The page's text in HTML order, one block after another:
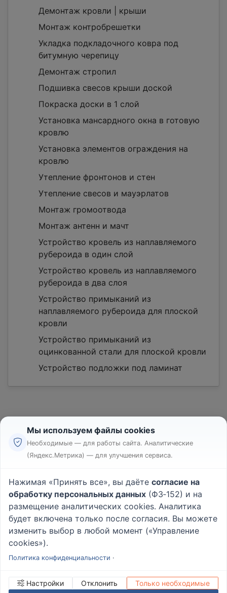
Демонтаж кровли | крыши
Монтаж контробрешетки
Укладка подкладочного ковра под
битумную черепицу
Демонтаж стропил
Подшивка свесов крыши доской
Покраска доски в 1 слой
Установка мансардного окна в готовую
кровлю
Установка элементов ограждения на
кровлю
Утепление фронтонов и стен
Утепление свесов и мауэрлатов
Монтаж громоотвода
Монтаж антенн и мачт
Устройство кровель из наплавляемого
рубероида в один слой
Устройство кровель из наплавляемого
рубероида в два слоя
Устройство примыканий из
наплавляемого рубероида для плоской
кровли
Устройство примыканий из
оцинкованной стали для плоской кровли
Устройство подложки под ламинат
Реклама
Пользовательское соглашение
Политика конфиденциальности
Вопрос - Ответ|О проекте
Мы используем файлы cookies
Необходимые — для работы сайта. Аналитические
(Яндекс.Метрика) — для улучшения сервиса.
Нажимая «Принять все», вы даёте согласие на
обработку персональных данных (ФЗ‑152) и на
размещение аналитических cookies. Аналитика
будет включена только после согласия. Вы можете
изменить выбор в любой момент («Управление
cookies»).
Политика конфиденциальности ·
Настройки Отклонить
Только необходимые